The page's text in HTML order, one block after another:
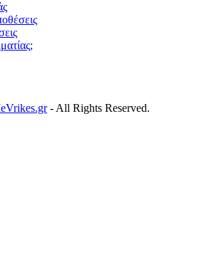
- All Rights Reserved.